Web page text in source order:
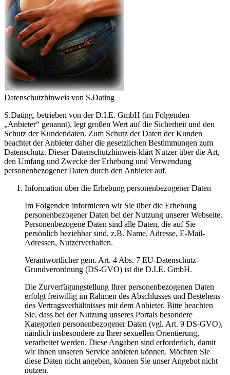
Datenschutzhinweis von S.Dating
S.Dating, betrieben von der D.I.E. GmbH (im Folgenden
„Anbieter“ genannt), legt großen Wert auf die Sicherheit und den
Schutz der Kundendaten. Zum Schutz der Daten der Kunden
beachtet der Anbieter daher die gesetzlichen Bestimmungen zum
Datenschutz. Dieser Datenschutzhinweis klärt Nutzer über die Art,
den Umfang und Zwecke der Erhebung und Verwendung
personenbezogener Daten durch den Anbieter auf.
Information über die Erhebung personenbezogener Daten
Im Folgenden informieren wir Sie über die Erhebung
personenbezogener Daten bei der Nutzung unserer Webseite.
Personenbezogene Daten sind alle Daten, die auf Sie
persönlich beziehbar sind, z.B. Name, Adresse, E-Mail-
Adressen, Nutzerverhalten.
Verantwortlicher gem. Art. 4 Abs. 7 EU-Datenschutz-
Grundverordnung (DS-GVO) ist die D.I.E. GmbH.
Die Zurverfügungstellung Ihrer personenbezogenen Daten
erfolgt freiwillig im Rahmen des Abschlusses und Bestehens
des Vertragsverhältnisses mit dem Anbieter. Bitte beachten
Sie, dass bei der Nutzung unseres Portals besondere
Kategorien personenbezogener Daten (vgl. Art. 9 DS-GVO),
nämlich insbesondere zu Ihrer sexuellen Orientierung,
verarbeitet werden. Diese Angaben sind erforderlich, damit
wir Ihnen unseren Service anbieten können. Möchten Sie
diese Daten nicht angeben, können Sie unser Angebot nicht
nutzen.